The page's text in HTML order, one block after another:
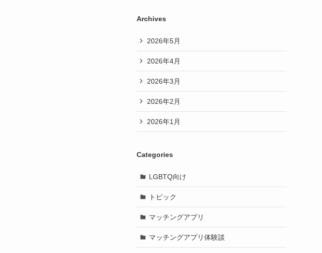
Archives
2026年5月
2026年4月
2026年3月
2026年2月
2026年1月
Categories
LGBTQ向け
トピック
マッチングアプリ
マッチングアプリ体験談